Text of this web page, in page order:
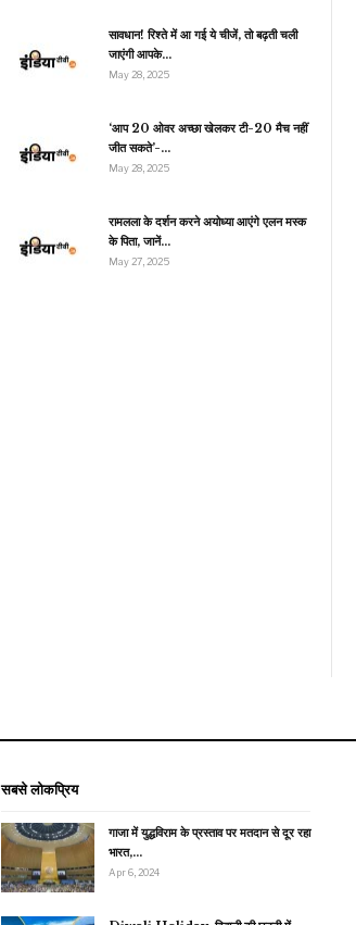
सावधान! रिश्ते में आ गई ये चीजें, तो बढ़ती चली
जाएंगी आपके…
May 28, 2025
‘आप 20 ओवर अच्छा खेलकर टी-20 मैच नहीं
जीत सकते’-…
May 28, 2025
रामलला के दर्शन करने अयोध्या आएंगे एलन मस्क
के पिता, जानें…
May 27, 2025
सबसे लोकप्रिय
गाजा में युद्धविराम के प्रस्ताव पर मतदान से दूर रहा
भारत,…
Apr 6, 2024